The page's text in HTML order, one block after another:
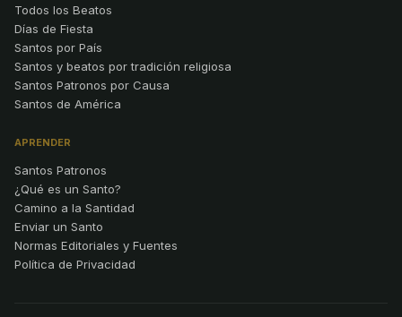
Todos los Beatos
Días de Fiesta
Santos por País
Santos y beatos por tradición religiosa
Santos Patronos por Causa
Santos de América
APRENDER
Santos Patronos
¿Qué es un Santo?
Camino a la Santidad
Enviar un Santo
Normas Editoriales y Fuentes
Política de Privacidad